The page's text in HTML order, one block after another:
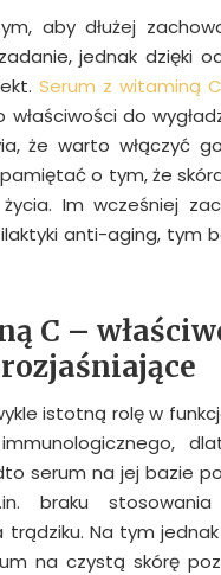
aby dłużej
jednak dzięki
Serum z witaminą C
do
że warto włączyć
o tym, że
Im wcześniej
anti-aging, tym
C –
istotną rolę w
serum na jej bazie
braku
Na tym
na czystą skórę